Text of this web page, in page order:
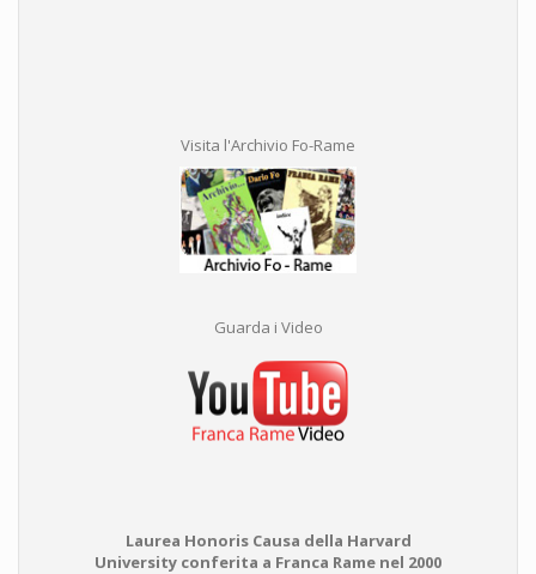
Visita l'Archivio Fo-Rame
Guarda i Video
Laurea Honoris Causa della Harvard
University conferita a Franca Rame nel 2000